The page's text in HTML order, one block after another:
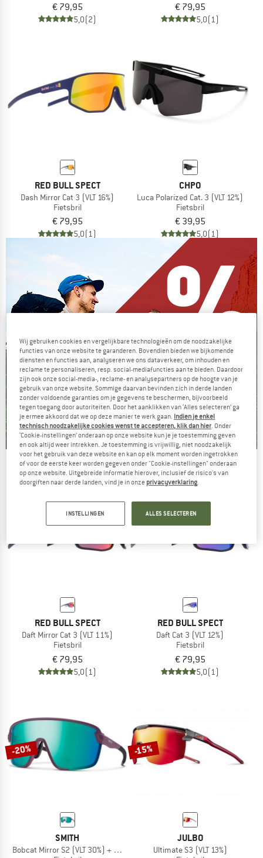
€ 79,95
5,0(2)
€ 79,95
5,0(1)
RED BULL SPECT
Dash Mirror Cat 3 (VLT 16%)
Fietsbril
€ 79,95
5,0(1)
CHPO
Luca Polarized Cat. 3 (VLT 12%)
Fietsbril
€ 39,95
5,0(1)
De zomersale gaat verder
NU TOT MAAR LIEFST -50%
NAAR DE SALE
RED BULL SPECT
Daft Mirror Cat 3 (VLT 11%)
Fietsbril
€ 79,95
5,0(1)
RED BULL SPECT
Daft Cat 3 (VLT 12%)
Fietsbril
€ 79,95
5,0(1)
-20%
SMITH
Bobcat Mirror S2 (VLT 30%) + S0 (VLT 89%)
-15%
JULBO
Ultimate S3 (VLT 13%)
Wij gebruiken cookies en vergelijkbare technologieën om de noodzakelijke
functies van onze website te garanderen. Bovendien bieden we bijkomende
diensten en functies aan, analyseren we ons dataverkeer, om inhouden en
reclame te personaliseren, resp. social-mediafuncties aan te bieden. Daardoor
zijn ook onze social-media-, reclame- en analysepartners op de hoogte van je
gebruik van onze website. Sommige daarvan bevinden zich in derde landen
zonder voldoende garanties om je gegevens te beschermen, bijvoorbeeld
tegen toegang door autoriteiten. Door het aanklikken van ‘Alles selecteren’ ga
je ermee akkoord dat we op deze manier te werk gaan. Indien je enkel
technisch noodzakelijke cookies wenst te accepteren, klik dan hier. Onder
‘Cookie-instellingen’ onderaan op onze website kun je je toestemming geven
en ook altijd weer intrekken. Je toestemming is vrijwillig, niet noodzakelijk
voor het gebruik van deze website en kan op elk moment worden ingetrokken
of voor de eerste keer worden gegeven onder "Cookie-instellingen" onderaan
op onze website. Uitgebreide informatie hierover, inclusief de risico's van
doorgiften naar derde landen, vind je in onze privacyverklaring.
INSTELLINGEN ALLES SELECTEREN